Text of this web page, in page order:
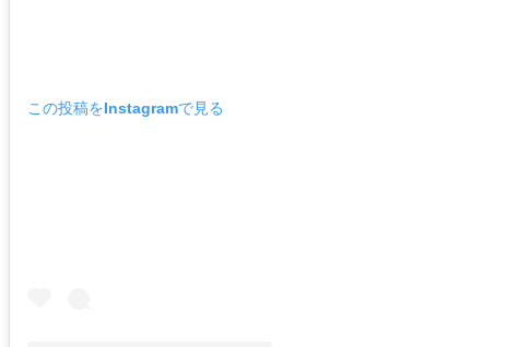
この投稿をInstagramで見る